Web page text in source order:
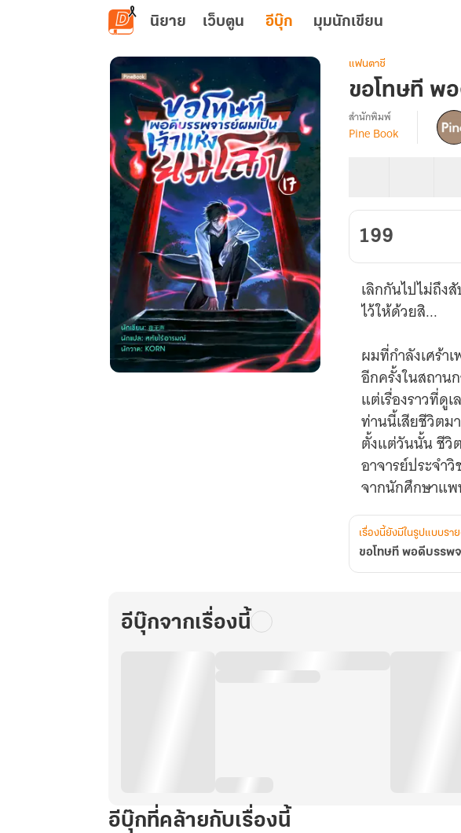
ข้ามไปยังเนื้อหาหลัก
นิยาย เว็บตูน อีบุ๊ก มุมนักเขียน
เล่ม
17
แฟนตาซี
ขอโทษที พ
เรื่อง
รพ
จาร
ผม
เจ้า
แห่ง
ยมโลก
แปล]
สำนักพิมพ์
Pine Book
199
เลิกกันไปไม่ถึง
ไว้ให้ด้วยสิ...
ผมที่กำลังเศร้า
อีกครั้งในสถาน
แต่เรื่องราวที่ดู
ท่านนี้เสียชีวิตม
ตั้งแต่วันนั้น ชีวิ
อาจารย์ประจำ
จากนักศึกษาแ
รอด
หืม? รับงานเดีย
โอ๊ะ คืนเดียวไ
อาชีพนี้ก็ไม่แย่
เรื่องนี้ยังมีในรูปแบบรา
ขอโทษที พอดีบรรพ
อีบุ๊กจากเรื่องนี้
อีบุ๊กที่คล้ายกับเรื่องนี้